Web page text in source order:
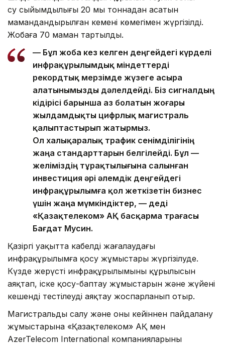
су сыйымдылығы 20 мың тоннадан асатын
мамандандырылған кеменің көмегімен жүргізілді.
Жобаға 70 маман тартылды.
— Бұл жоба кез келген деңгейдегі күрделі
инфрақұрылымдық міндеттерді
рекордтық мерзімде жүзеге асыра
алатынымызды дәлелдейді. Біз сигналдың
кідірісі барынша аз болатын жоғары
жылдамдықты цифрлық магистраль
қалыптастырып жатырмыз.
Ол халықаралық трафик сенімділігінің
жаңа стандарттарын белгілейді. Бұл —
желіміздің тұрақтылығына салынған
инвестиция әрі әлемдік деңгейдегі
инфрақұрылымға қол жеткізетін бизнес
үшін жаңа мүмкіндіктер, — деді
«Қазақтелеком» АҚ басқарма төрағасы
Бағдат Мусин.
Қазіргі уақытта кабелді жағалаудағы
инфрақұрылымға қосу жұмыстары жүргізілуде.
Күзде жерүсті инфрақұрылымының құрылысын
аяқтап, іске қосу-баптау жұмыстарын және жүйені
кешенді тестілеуді аяқтау жоспарланып отыр.
Магистральды салу және оны кейіннен пайдалану
жұмыстарына «Қазақтелеком» АҚ мен
AzerTelecom International компанияларының